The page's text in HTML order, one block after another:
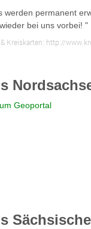
permanent
bei uns vorbei! "
Kreiskarten: http://
Geoportal